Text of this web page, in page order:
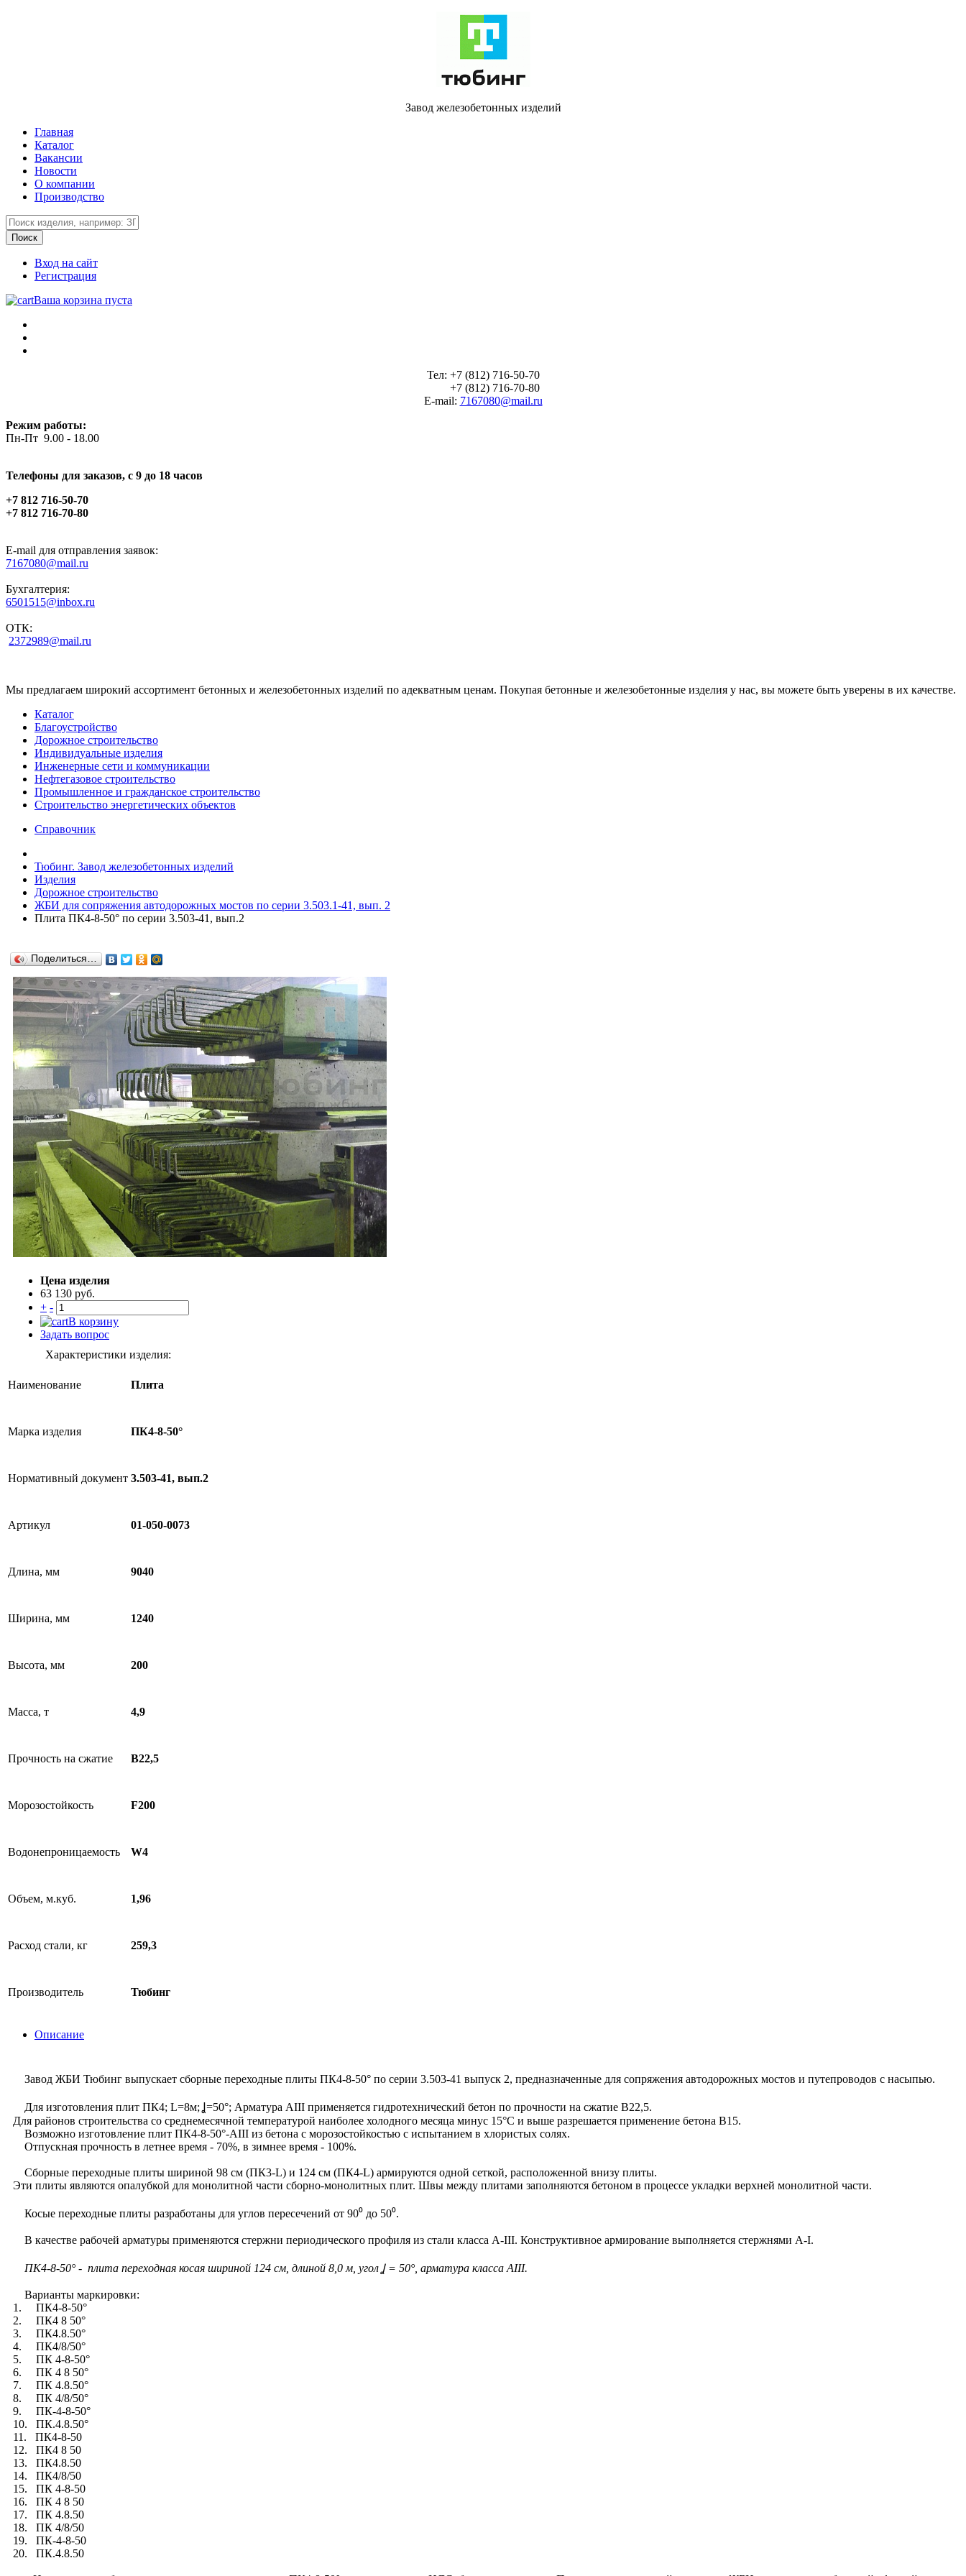
Завод железобетонных изделий
Главная
Каталог
Вакансии
Новости
О компании
Производство
Вход на сайт
Регистрация
Ваша корзина пуста
Тел: +7 (812) 716-50-70
+7 (812) 716-70-80
E-mail: 7167080@mail.ru
Режим работы:
Пн-Пт 9.00 - 18.00
Телефоны для заказов, c 9 до 18 часов
+7 812 716-50-70
+7 812 716-70-80
E-mail для отправления заявок:
7167080@mail.ru
Бухгалтерия:
6501515@inbox.ru
ОТК:
2372989@mail.ru
Мы предлагаем широкий ассортимент бетонных и железобетонных изделий по адекватным ценам. Покупая бетонные и железобетонные изделия у нас, вы можете быть уверены в их качестве.
Каталог
Благоустройство
Дорожное строительство
Индивидуальные изделия
Инженерные сети и коммуникации
Нефтегазовое строительство
Промышленное и гражданское строительство
Строительство энергетических объектов
Справочник
Тюбинг. Завод железобетонных изделий
Изделия
Дорожное строительство
ЖБИ для сопряжения автодорожных мостов по серии 3.503.1-41, вып. 2
Плита ПК4-8-50° по серии 3.503-41, вып.2
Поделиться…
Цена изделия
63 130 руб.
+ -
В корзину
Задать вопрос
Характеристики изделия:
Наименование Плита
Марка изделия ПК4-8-50°
Нормативный документ 3.503-41, вып.2
Артикул 01-050-0073
Длина, мм 9040
Ширина, мм 1240
Высота, мм 200
Масса, т 4,9
Прочность на сжатие B22,5
Морозостойкость F200
Водонепроницаемость W4
Объем, м.куб. 1,96
Расход стали, кг 259,3
Производитель Тюбинг
Описание
Завод ЖБИ Тюбинг выпускает сборные переходные плиты ПК4-8-50° по серии 3.503-41 выпуск 2, предназначенные для сопряжения автодорожных мостов и путепроводов с насыпью.
Для изготовления плит ПК4; L=8м; Ʝ=50°; Арматура АIII применяется гидротехнический бетон по прочности на сжатие В22,5.
Для районов строительства со среднемесячной температурой наиболее холодного месяца минус 15°С и выше разрешается применение бетона В15.
Возможно изготовление плит ПК4-8-50°-АIII из бетона с морозостойкостью с испытанием в хлористых солях.
Отпускная прочность в летнее время - 70%, в зимнее время - 100%.
Сборные переходные плиты шириной 98 см (ПК3-L) и 124 см (ПК4-L) армируются одной сеткой, расположенной внизу плиты.
Эти плиты являются опалубкой для монолитной части сборно-монолитных плит. Швы между плитами заполняются бетоном в процессе укладки верхней монолитной части.
Косые переходные плиты разработаны для углов пересечений от 90⁰ до 50⁰.
В качестве рабочей арматуры применяются стержни периодического профиля из стали класса A-III. Конструктивное армирование выполняется стержнями А-I.
ПК4-8-50° - плита переходная косая шириной 124 см, длиной 8,0 м, угол Ʝ = 50°, арматура класса АIII.
Варианты маркировки:
1. ПК4-8-50°
2. ПК4 8 50°
3. ПК4.8.50°
4. ПК4/8/50°
5. ПК 4-8-50°
6. ПК 4 8 50°
7. ПК 4.8.50°
8. ПК 4/8/50°
9. ПК-4-8-50°
10. ПК.4.8.50°
11. ПК4-8-50
12. ПК4 8 50
13. ПК4.8.50
14. ПК4/8/50
15. ПК 4-8-50
16. ПК 4 8 50
17. ПК 4.8.50
18. ПК 4/8/50
19. ПК-4-8-50
20. ПК.4.8.50